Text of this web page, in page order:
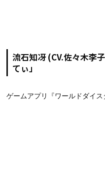
流石知冴 (CV.佐々木李
てぃ」
ゲームアプリ『ワールドダイス